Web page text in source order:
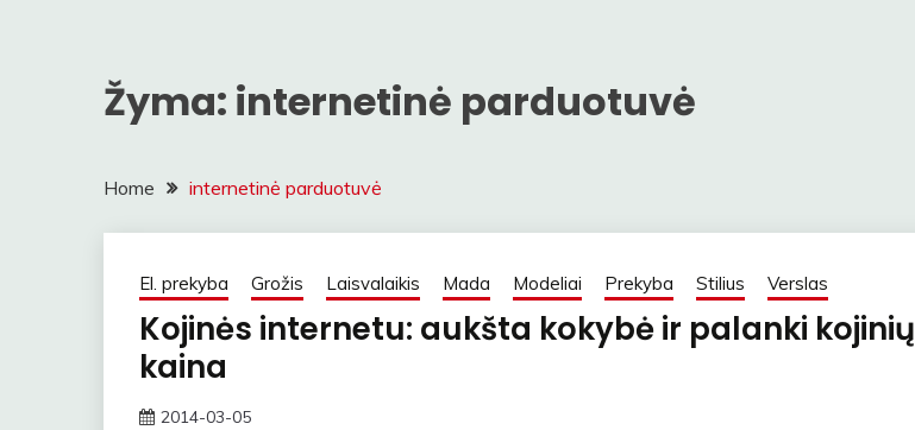
Žyma: internetinė parduotuvė
Home internetinė parduotuvė
El. prekyba Grožis Laisvalaikis Mada Modeliai Prekyba Stilius Verslas
Kojinės internetu: aukšta kokybė ir palanki kojinių
kaina
2014-03-05